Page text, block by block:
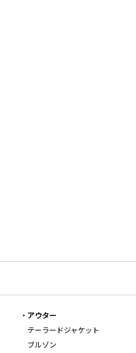
アウター
テーラードジャケット
ブルゾン